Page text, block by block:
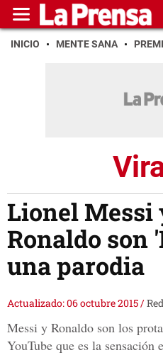
INICIO MENTE SANA
Lionel Messi
Ronaldo son
una parodia
Actualizado: 06 octubre 2015/
Messi y Ronaldo son los
YouTube que es la